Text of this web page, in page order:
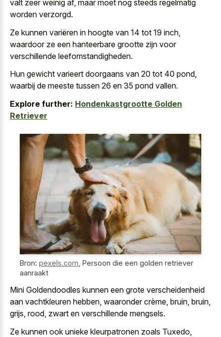
valt zeer weinig af, maar moet nog steeds regelmatig
worden verzorgd.
Ze kunnen variëren in hoogte van 14 tot 19 inch,
waardoor ze een hanteerbare grootte zijn voor
verschillende leefomstandigheden.
Hun gewicht varieert doorgaans van 20 tot 40 pond,
waarbij de meeste tussen 26 en 35 pond vallen.
Explore further: Hondenkastgrootte Golden
Retriever
Bron: pexels.com Persoon die een golden retriever
aanraakt
Mini Goldendoodles kunnen een grote verscheidenheid
aan vachtkleuren hebben, waaronder crème, bruin, bruin,
grijs, rood, zwart en verschillende mengsels.
Ze kunnen ook unieke kleurpatronen zoals Tuxedo,